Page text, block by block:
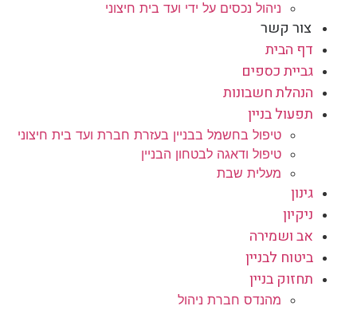
ניהול נכסים על ידי ועד בית חיצוני
צור קשר
דף הבית
גביית כספים
הנהלת חשבונות
תפעול בניין
טיפול בחשמל בבניין בעזרת חברת ועד בית חיצוני
טיפול ודאגה לבטחון הבניין
מעלית שבת
גינון
ניקיון
אב ושמירה
ביטוח לבניין
תחזוק בניין
מהנדס חברת ניהול